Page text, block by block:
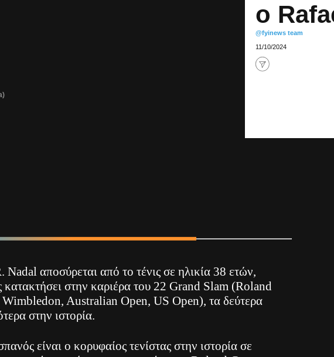
ο
@fyinews team
11/10/2024
Nadal αποσύρεται από το τένις σε ηλικία 38 ετών,
κατακτήσει στην καριέρα του 22 Grand Slam (Roland
Wimbledon, Australian Open, US Open), τα δεύτερα
στην ιστορία.
είναι ο κορυφαίος τενίστας στην ιστορία σε